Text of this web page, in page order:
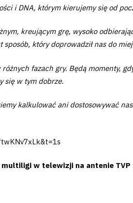
i DNA, którym kierujemy się od
kreującym grę, wysoko
który doprowadził nas do
fazach gry. Będą momenty,
się w tym dobrze.
kalkulować ani dostosowywać
w telewizji na antenie TVP